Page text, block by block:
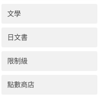
文學
日文書
限制級
點數商店